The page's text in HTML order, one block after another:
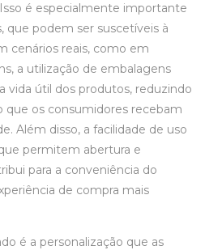
é especialmente importante
que podem ser suscetíveis à
cenários reais, como em
a utilização de embalagens
vida útil dos produtos, reduzindo
que os consumidores recebam
Além disso, a facilidade de uso
permitem abertura e
para a conveniência do
de compra mais
é a personalização que as